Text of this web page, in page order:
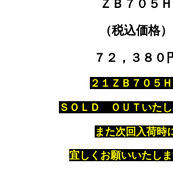
ＺＢ７０５Ｈ
（税込価格）
７２，３８０
２１ＺＢ７０５
ＳＯＬＤ ＯＵＴいたし
また次回入荷時
宜しくお願いいたしま